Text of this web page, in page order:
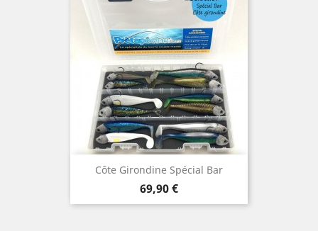
Côte Girondine Spécial Bar
Prix
69,90 €